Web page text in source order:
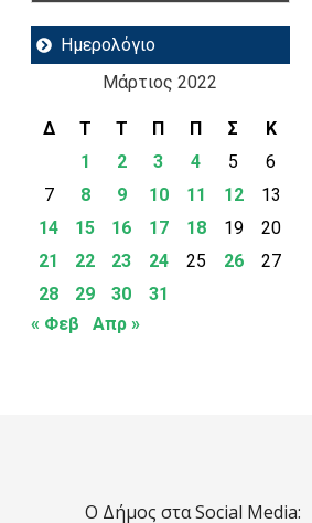
Ημερολόγιο
Μάρτιος 2022
Δ Τ Τ Π Π Σ
Κ
1
2 3 4 5
6
7
8 9 10 11 12
13
14
15 16 17 18 19
20
21
22 23 24 25 26
27
28
29 30
31
« Φεβ
Απρ »
Ο Δήμος στα Social Media: